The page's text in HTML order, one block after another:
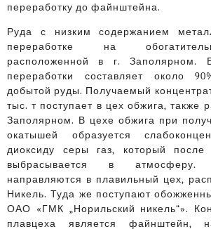
переработку до файнштейна.
Руда с низким содержанием
переработке на
расположенной в г. Заполярном.
переработки составляет около
добытой руды. Получаемый
тыс. т поступает в цех обжига, также
Заполярном. В цехе обжига при
окатышей образуется
диоксиду серы газ, который
выбрасывается в
направляются в плавильный цех,
Никель. Туда же поступают
ОАО «ГМК „Норильский никель“».
плавцеха является файнштейн,